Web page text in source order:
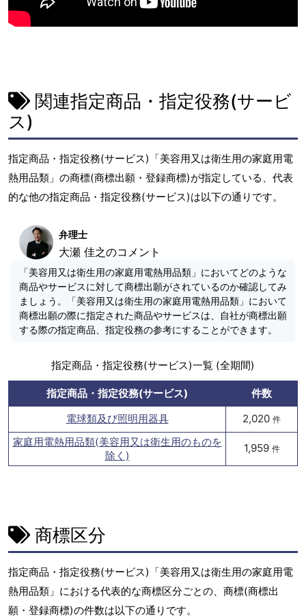
関連指定商品・指定役務(サービ
ス)
指定商品・指定役務(サービス)「美容用又は衛生用の家庭用電
熱用品類」の商標(商標出願・登録商標)が指定している、代表
的な他の指定商品・指定役務(サービス)は以下の通りです。
弁理士
大瀬 佳之のコメント
「美容用又は衛生用の家庭用電熱用品類」においてどのような
商品やサービスに対して商標出願がされているのか確認してみ
ましょう。「美容用又は衛生用の家庭用電熱用品類」において
商標出願の際に指定された商品やサービスは、自社が商標出願
する際の指定商品、指定役務の参考にすることができます。
指定商品・指定役務(サービス)一覧 (全期間)
指定商品・指定役務(サービス)
件数
電球類及び照明用器具
2,020 件
家庭用電熱用品類(美容用又は衛生用のものを
除く)
1,959 件
商標区分
指定商品・指定役務(サービス)「美容用又は衛生用の家庭用電
熱用品類」における代表的な商標区分ごとの、商標(商標出
願・登録商標)の件数は以下の通りです。